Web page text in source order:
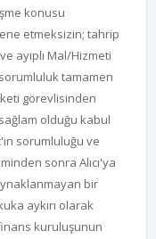
konusu
etmeksizin; tahrip
ayıplı Mal/Hizmeti
tamamen
görevlisinden
olduğu kabul
sorumluluğu ve
sonra Alıcı'ya
bir
aykırı olarak
kuruluşunun